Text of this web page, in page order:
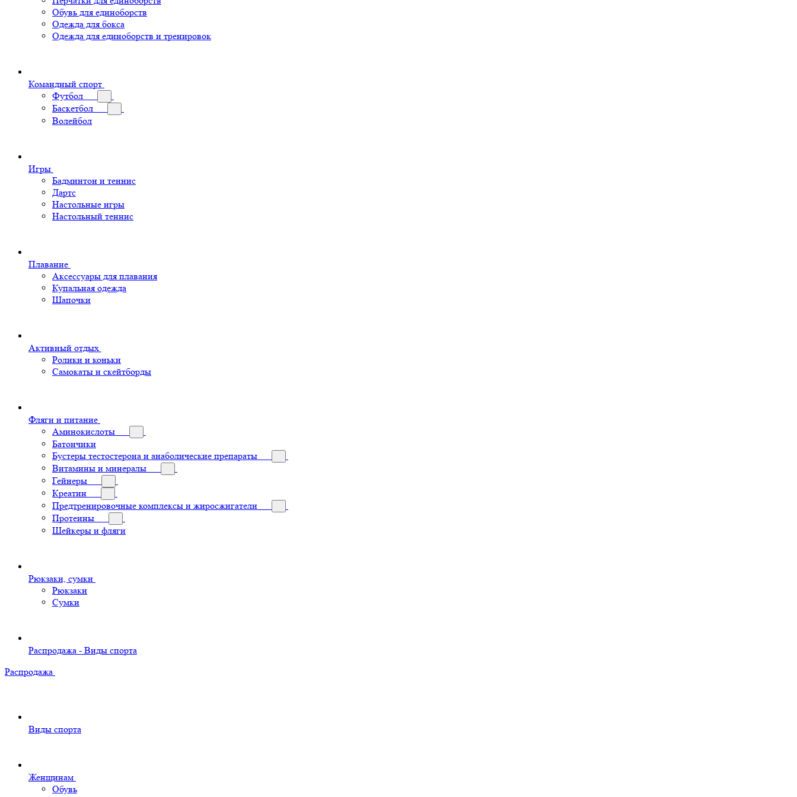
Обувь для единоборств
Одежда для бокса
Одежда для единоборств и тренировок
Командный спорт
Футбол
Баскетбол
Волейбол
Игры
Бадминтон и теннис
Дартс
Настольные игры
Настольный теннис
Плавание
Аксессуары для плавания
Купальная одежда
Шапочки
Активный отдых
Ролики и коньки
Самокаты и скейтборды
Фляги и питание
Аминокислоты
Батончики
Бустеры тестостерона и анаболические препараты
Витамины и минералы
Гейнеры
Креатин
Предтренировочные комплексы и жиросжигатели
Протеины
Шейкеры и фляги
Рюкзаки, сумки
Рюкзаки
Сумки
Распродажа - Виды спорта
Распродажа
Виды спорта
Женщинам
Обувь